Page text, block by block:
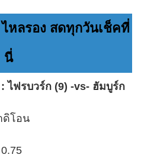
หลรอง สดทุกวันเช็คที่
นี่
ไฟรบวร์ก (9) -vs- ฮัมบูร์ก
ดิโอน